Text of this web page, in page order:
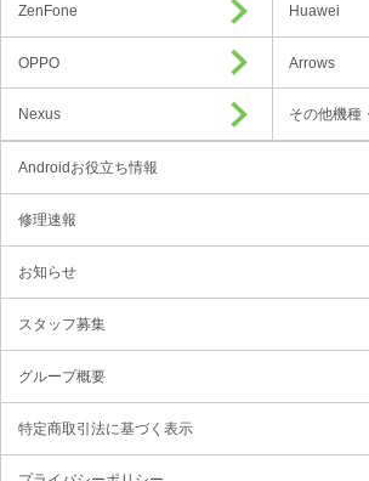
ZenFone Huawei
OPPO Arrows
Nexus その他機種
Androidお役立ち情報
修理速報
お知らせ
スタッフ募集
グループ概要
特定商取引法に基づく表示